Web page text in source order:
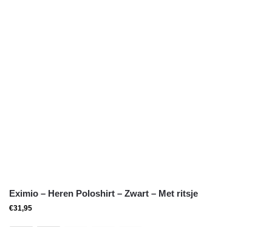
Eximio – Heren Poloshirt – Zwart – Met ritsje
€31,95